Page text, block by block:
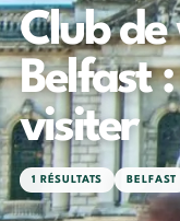
Club de
Belfast
visiter
1 RÉSULTATS BELFAST